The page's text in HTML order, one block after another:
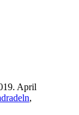
19. April
,